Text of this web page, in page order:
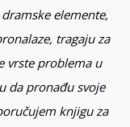
elemente,
tragaju za
vrste problema u
da pronađu svoje
knjigu za